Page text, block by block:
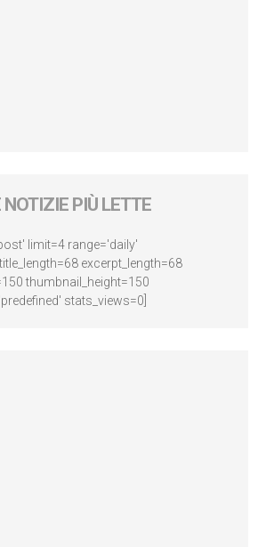
NOTIZIE PIÙ LETTE
limit=4 range='daily'
excerpt_length=68
thumbnail_height=150
stats_views=0]